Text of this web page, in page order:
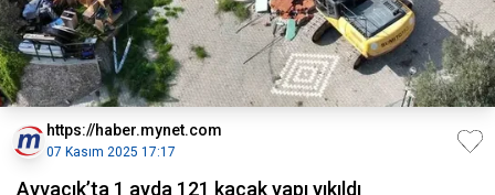
https://haber.mynet.com
07 Kasım 2025 17:17
Ayvacık’ta 1 ayda 121 kaçak yapı yıkıldı